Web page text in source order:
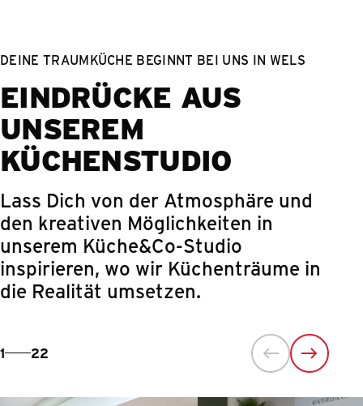
DEINE TRAUMKÜCHE BEGINNT BEI UNS IN WELS
EINDRÜCKE AUS
UNSEREM
KÜCHENSTUDIO
Lass Dich von der Atmosphäre und
den kreativen Möglichkeiten in
unserem Küche&Co-Studio
inspirieren, wo wir Küchenträume in
die Realität umsetzen.
1 22